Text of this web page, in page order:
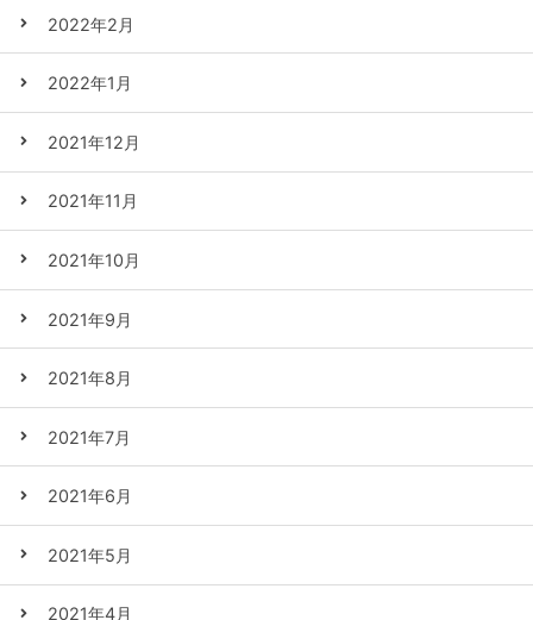
2022年2月
2022年1月
2021年12月
2021年11月
2021年10月
2021年9月
2021年8月
2021年7月
2021年6月
2021年5月
2021年4月